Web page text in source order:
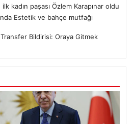
kadın paşası Özlem Karapınar oldu
Estetik ve bahçe mutfağı
Bildirisi: Oraya Gitmek